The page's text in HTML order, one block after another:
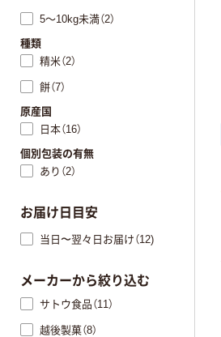
5～10kg未満（2）
種類
精米（2）
餅（7）
原産国
日本（16）
個別包装の有無
あり（2）
お届け日目安
当日〜翌々日お届け（12)
メーカーから絞り込む
サトウ食品（11）
越後製菓（8）